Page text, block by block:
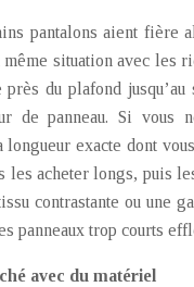
pantalons aient fière
même situation avec les
près du plafond
de panneau. Si vous
longueur exacte dont
les acheter longs, puis
contrastante ou une
panneaux trop courts
avec du matériel